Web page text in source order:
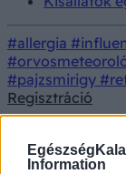
Information
#allergia
#pajzsmirigy
Regisztráció